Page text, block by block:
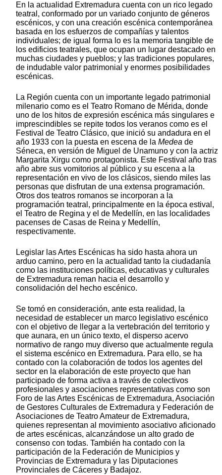
En la actualidad Extremadura cuenta con un rico legado
teatral, conformado por un variado conjunto de géneros
escénicos, y con una creación escénica contemporánea
basada en los esfuerzos de compañías y talentos
individuales; de igual forma lo es la memoria tangible de
los edificios teatrales, que ocupan un lugar destacado en
muchas ciudades y pueblos; y las tradiciones populares,
de indudable valor patrimonial y enormes posibilidades
escénicas.
La Región cuenta con un importante legado patrimonial
milenario como es el Teatro Romano de Mérida, donde
uno de los hitos de expresión escénica más singulares e
imprescindibles se repite todos los veranos como es el
Festival de Teatro Clásico, que inició su andadura en el
año 1933 con la puesta en escena de la Medea de
Séneca, en versión de Miguel de Unamuno y con la actriz
Margarita Xirgu como protagonista. Este Festival año tras
año abre sus vomitorios al público y su escena a la
representación en vivo de los clásicos, siendo miles las
personas que disfrutan de una extensa programación.
Otros dos teatros romanos se incorporan a la
programación teatral, principalmente en la época estival,
el Teatro de Regina y el de Medellín, en las localidades
pacenses de Casas de Reina y Medellín,
respectivamente.
Legislar las Artes Escénicas ha sido hasta ahora un
arduo camino, pero en la actualidad tanto la ciudadanía
como las instituciones políticas, educativas y culturales
de Extremadura reman hacia el desarrollo y
consolidación del hecho escénico.
Se tomó en consideración, ante esta realidad, la
necesidad de establecer un marco legislativo escénico
con el objetivo de llegar a la vertebración del territorio y
que aunara, en un único texto, el disperso acervo
normativo de rango muy diverso que actualmente regula
el sistema escénico en Extremadura. Para ello, se ha
contado con la colaboración de todos los agentes del
sector en la elaboración de este proyecto que han
participado de forma activa a través de colectivos
profesionales y asociaciones representativas como son
Foro de las Artes Escénicas de Extremadura, Asociación
de Gestores Culturales de Extremadura y Federación de
Asociaciones de Teatro Amateur de Extremadura,
quienes representan al movimiento asociativo aficionado
de artes escénicas, alcanzándose un alto grado de
consenso con todas. También ha contado con la
participación de la Federación de Municipios y
Provincias de Extremadura y las Diputaciones
Provinciales de Cáceres y Badajoz.